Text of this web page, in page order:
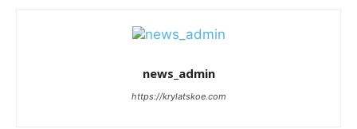
news_admin
https://krylatskoe.com